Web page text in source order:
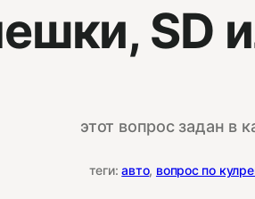
SD
этот вопрос задан в
теги:авто, вопрос по